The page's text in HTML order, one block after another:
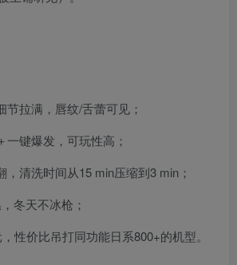
节拉满，唇纹/舌蕾可见；
一键爆发，可玩性高；
，清洗时间从15 min压缩到3 min；
冬天不冰枪；
性价比吊打同功能日系800+的机型。